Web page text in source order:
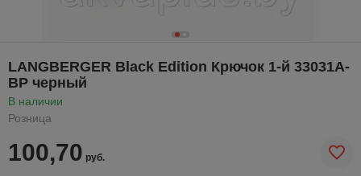
LANGBERGER Black Edition Крючок 1-й 33031А-
BP черный
В наличии
Розница
100,70 руб.